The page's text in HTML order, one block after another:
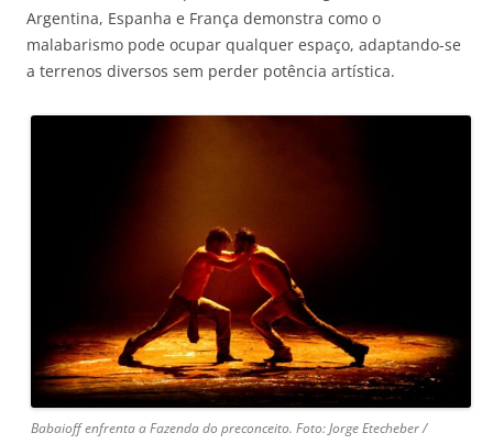
Argentina, Espanha e França demonstra como o
malabarismo pode ocupar qualquer espaço, adaptando-se
a terrenos diversos sem perder potência artística.
Babaioff enfrenta a Fazenda do preconceito. Foto: Jorge Etecheber /